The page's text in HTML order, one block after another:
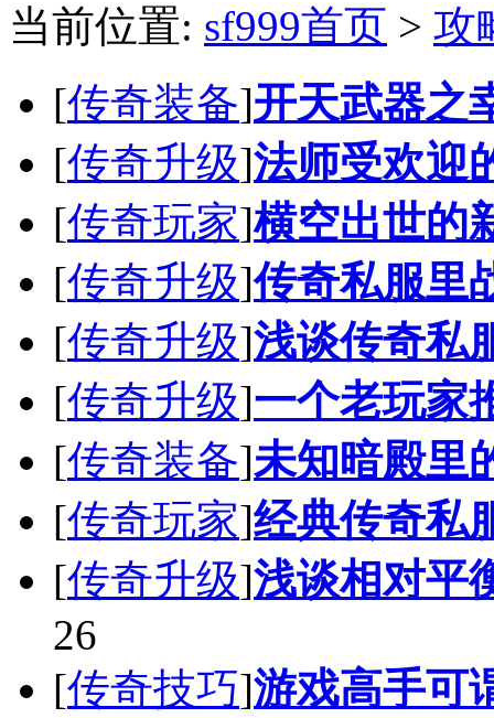
当前位置: sf999首页 > 攻
[传奇装备]开天武器之
[传奇升级]法师受欢迎
[传奇玩家]横空出世的
[传奇升级]传奇私服里
[传奇升级]浅谈传奇私
[传奇升级]一个老玩家
[传奇装备]未知暗殿里
[传奇玩家]经典传奇私
[传奇升级]浅谈相对平
26
[传奇技巧]游戏高手可